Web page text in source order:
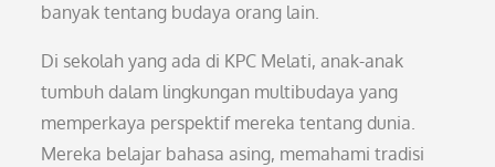
banyak tentang budaya orang lain.
Di sekolah yang ada di KPC Melati, anak-anak
tumbuh dalam lingkungan multibudaya yang
memperkaya perspektif mereka tentang dunia.
Mereka belajar bahasa asing, memahami tradisi